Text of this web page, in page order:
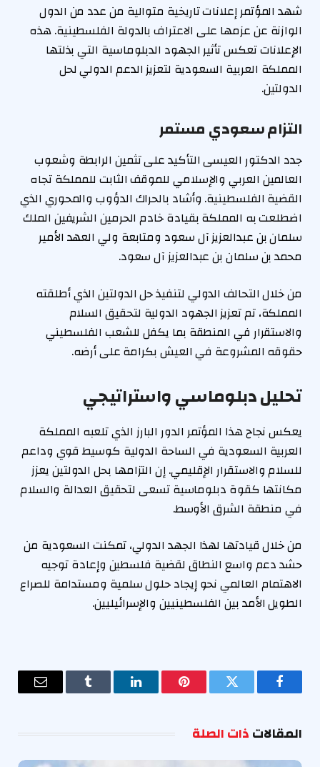
شهد المؤتمر إعلانات تاريخية متوالية من عدد من الدول
الوازنة عن عزمها على الاعتراف بالدولة الفلسطينية. هذه
الإعلانات تعكس تأثير الجهود الدبلوماسية التي بذلتها
المملكة العربية السعودية لتعزيز الدعم الدولي لحل
الدولتين.
التزام سعودي مستمر
جدد الدكتور العيسى التأكيد على تثمين الرابطة وشعوب
العالمين العربي والإسلامي للموقف الثابت للمملكة تجاه
القضية الفلسطينية. وأشاد بالحراك الدؤوب والمحوري الذي
اضطلعت به المملكة بقيادة خادم الحرمين الشريفين الملك
سلمان بن عبدالعزيز آل سعود ومتابعة ولي العهد الأمير
محمد بن سلمان بن عبدالعزيز آل سعود.
من خلال التحالف الدولي لتنفيذ حل الدولتين الذي أطلقته
المملكة، تم تعزيز الجهود الدولية لتحقيق السلام
والاستقرار في المنطقة بما يكفل للشعب الفلسطيني
حقوقه المشروعة في العيش بكرامة على أرضه.
تحليل دبلوماسي واستراتيجي
يعكس نجاح هذا المؤتمر الدور البارز الذي تلعبه المملكة
العربية السعودية في الساحة الدولية كوسيط قوي وداعم
للسلام والاستقرار الإقليمي. إن التزامها بحل الدولتين يعزز
مكانتها كقوة دبلوماسية تسعى لتحقيق العدالة والسلام
في منطقة الشرق الأوسط.
من خلال قيادتها لهذا الجهد الدولي، تمكنت السعودية من
حشد دعم واسع النطاق لقضية فلسطين وإعادة توجيه
الاهتمام العالمي نحو إيجاد حلول سلمية ومستدامة للصراع
الطويل الأمد بين الفلسطينيين والإسرائيليين.
فيسبوك تويتر بينتيريستلينكدإن Tumblr
البريد
المقالاتذات الصلة